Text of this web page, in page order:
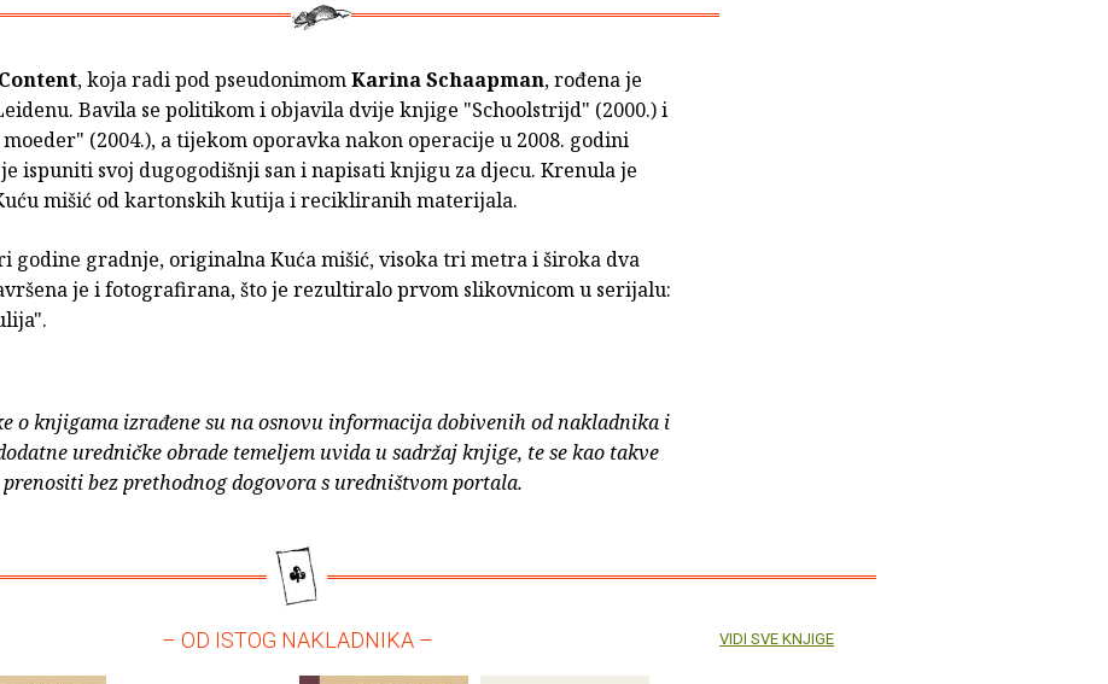
, koja radi pod pseudonimomKarina Schaapman, rođena je
Bavila se politikom i objavila dvije knjige "Schoolstrijd" (2000.) i
(2004.), a tijekom oporavka nakon operacije u 2008. godini
ispuniti svoj dugogodišnji san i napisati knjigu za djecu. Krenula je
mišić od kartonskih kutija i recikliranih materijala.
godine gradnje, originalna Kuća mišić, visoka tri metra i široka dva
je i fotografirana, što je rezultiralo prvom slikovnicom u serijalu:
o knjigama izrađene su na osnovu informacija dobivenih od nakladnika i
uredničke obrade temeljem uvida u sadržaj knjige, te se kao takve
bez prethodnog dogovora s uredništvom portala.
– OD ISTOG NAKLADNIKA – VIDI SVE KNJIGE